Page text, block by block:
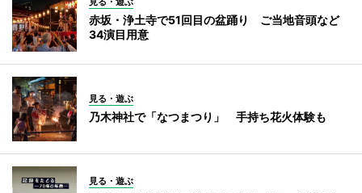
赤坂・浄土寺で51回目の盆踊り ご当地音頭など
34演目用意
見る・遊ぶ
乃木神社で「なつまつり」 手持ち花火体験も
見る・遊ぶ